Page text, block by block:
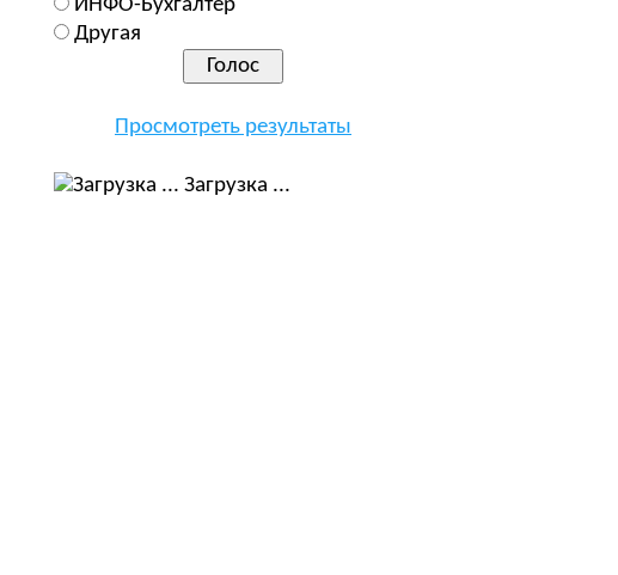
ИНФО-Бухгалтер
Другая
Просмотреть результаты
Загрузка ...